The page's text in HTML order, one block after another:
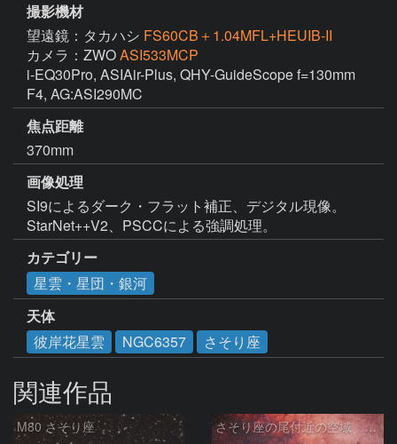
撮影機材
望遠鏡：タカハシ FS60CB＋1.04MFL+HEUIB-II
カメラ：ZWOASI533MCP
i-EQ30Pro, ASIAir-Plus, QHY-GuideScope f=130mm
F4, AG:ASI290MC
焦点距離
370mm
画像処理
SI9によるダーク・フラット補正、デジタル現像。
StarNet++V2、PSCCによる強調処理。
カテゴリー
星雲・星団・銀河
天体
彼岸花星雲
NGC6357 さそり座
関連作品
M80 さそり座 さそり座の尾付近の空域 260718